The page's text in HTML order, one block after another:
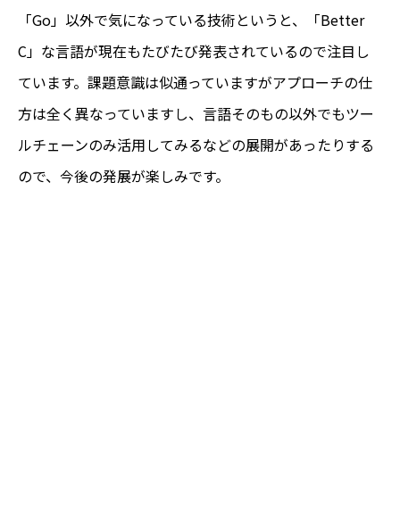
「Go」以外で気になっている技術というと、「Better
C」な言語が現在もたびたび発表されているので注目し
ています。課題意識は似通っていますがアプローチの仕
方は全く異なっていますし、言語そのもの以外でもツー
ルチェーンのみ活用してみるなどの展開があったりする
ので、今後の発展が楽しみです。